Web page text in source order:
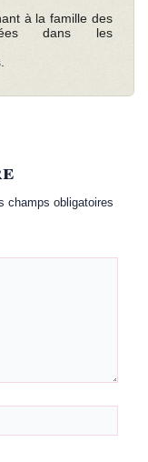
à la famille des
dans les
champs obligatoires